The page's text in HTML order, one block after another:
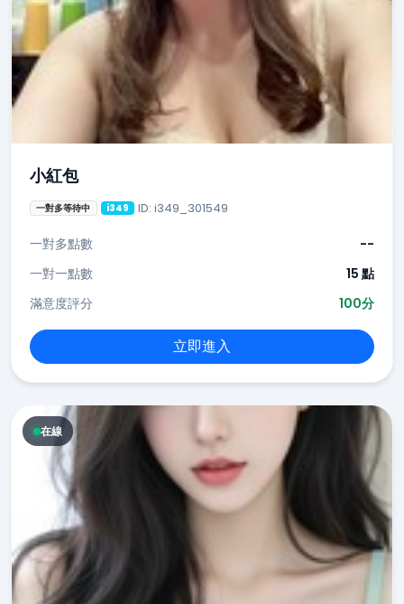
小紅包
一對多等待中 i349 ID: i349_301549
一對多點數
--
一對一點數
15 點
滿意度評分
100分
立即進入
在線